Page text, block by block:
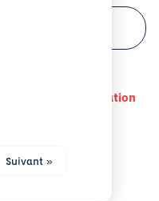
pour cette formation
Suivant »